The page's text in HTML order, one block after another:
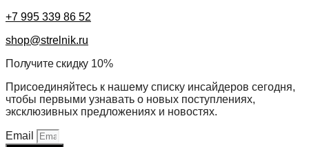
+7 995 339 86 52
shop@strelnik.ru
Получите скидку 10%
Присоединяйтесь к нашему списку инсайдеров сегодня,
чтобы первыми узнавать о новых поступлениях,
эксклюзивных предложениях и новостях.
Email